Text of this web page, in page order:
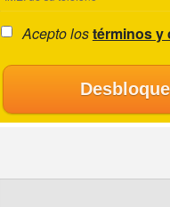
Acepto lostérminos y